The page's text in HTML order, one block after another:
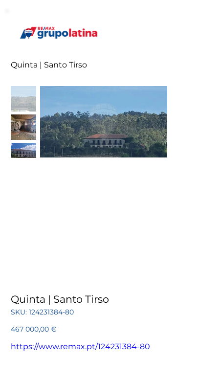
Quinta | Santo Tirso
Quinta | Santo Tirso
SKU: SKU
124231384-
124231384-80
Preço
467 000,00 €
https://www.remax.pt/124231384-80